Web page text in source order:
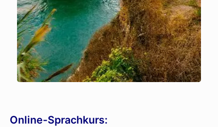
Online-Sprachkurs: